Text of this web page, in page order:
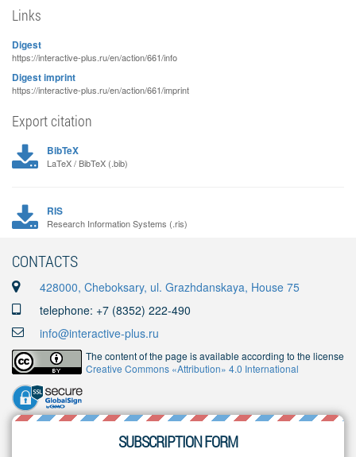
Links
Digest
https://interactive-plus.ru/en/action/661/info
Digest imprint
https://interactive-plus.ru/en/action/661/imprint
Export citation
BibTeX
LaTeX / BibTeX (.bib)
RIS
Research Information Systems (.ris)
CONTACTS
428000, Cheboksary, ul. Grazhdanskaya, House 75
telephone: +7 (8352) 222-490
info@interactive-plus.ru
The content of the page is available according to the license
Creative Commons «Attribution» 4.0 International
SUBSCRIPTION FORM